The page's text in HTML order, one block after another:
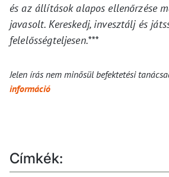
és az állítások alapos ellenőrzése
javasolt. Kereskedj, invesztálj és
felelősségteljesen.***
Jelen írás nem minősül befektetési
információ
Címkék: